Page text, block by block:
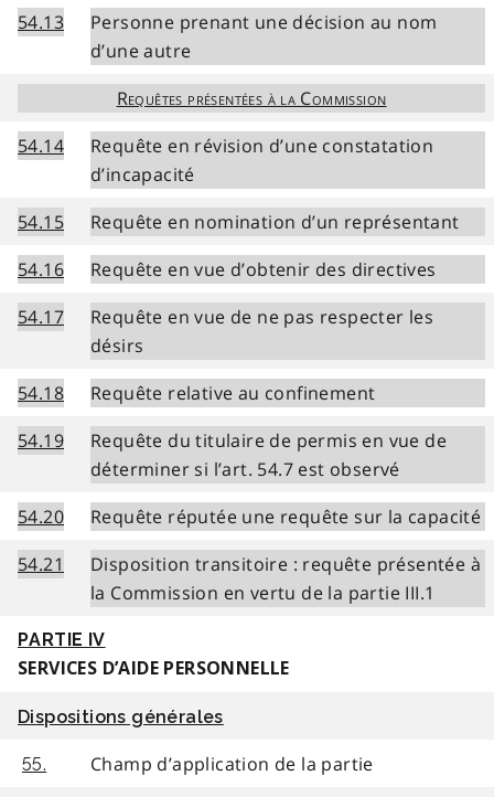
54.13
Personne prenant une décision au nom
d’une autre
Requêtes présentées à la Commission
54.14
Requête en révision d’une constatation
d’incapacité
54.15
Requête en nomination d’un représentant
54.16
Requête en vue d’obtenir des directives
54.17
Requête en vue de ne pas respecter les
désirs
54.18
Requête relative au confinement
54.19
Requête du titulaire de permis en vue de
déterminer si l’art. 54.7 est observé
54.20
Requête réputée une requête sur la capacité
54.21
Disposition transitoire : requête présentée à
la Commission en vertu de la partie III.1
PARTIE IV
SERVICES D’AIDE PERSONNELLE
Dispositions générales
55. Champ d’application de la partie